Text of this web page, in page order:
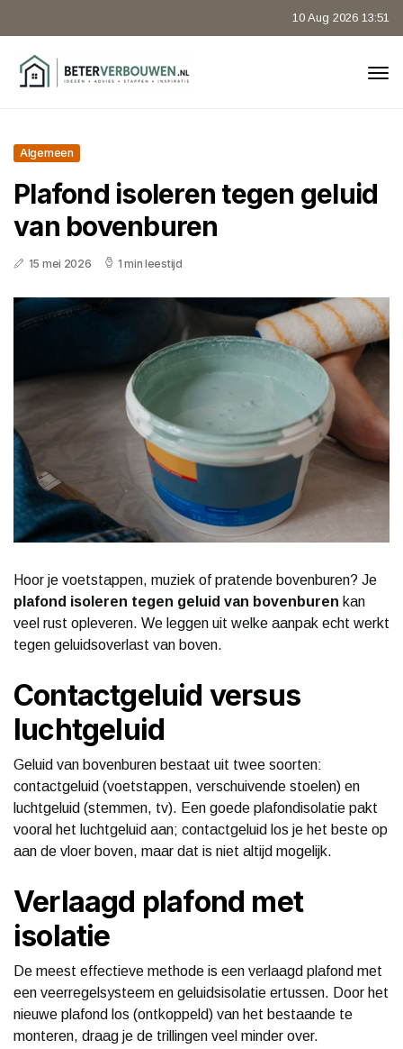
10 Aug 2026 13:51
Algemeen
Plafond isoleren tegen geluid
van bovenburen
15 mei 2026 1 min leestijd
Hoor je voetstappen, muziek of pratende bovenburen? Je
plafond isoleren tegen geluid van bovenburen kan
veel rust opleveren. We leggen uit welke aanpak echt werkt
tegen geluidsoverlast van boven.
Contactgeluid versus
luchtgeluid
Geluid van bovenburen bestaat uit twee soorten:
contactgeluid (voetstappen, verschuivende stoelen) en
luchtgeluid (stemmen, tv). Een goede plafondisolatie pakt
vooral het luchtgeluid aan; contactgeluid los je het beste op
aan de vloer boven, maar dat is niet altijd mogelijk.
Verlaagd plafond met
isolatie
De meest effectieve methode is een verlaagd plafond met
een veerregelsysteem en geluidsisolatie ertussen. Door het
nieuwe plafond los (ontkoppeld) van het bestaande te
monteren, draag je de trillingen veel minder over.